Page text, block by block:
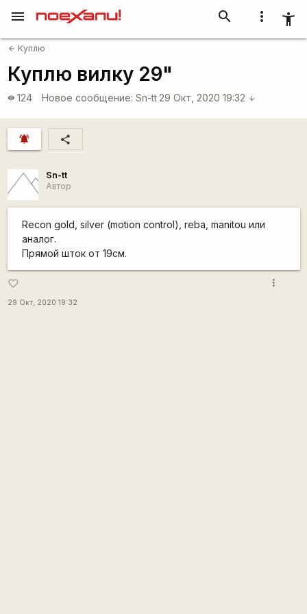
more_vert accessibility_new
search
menu
arrow_back Куплю
Куплю вилку 29"
visibility 124 Новое сообщение: Sn-tt 29 Окт, 2020 19:32 arrow_downward
notifications_active share
Sn-tt
Автор
Recon gold, silver (motion control), reba, manitou или
аналог.
Прямой шток от 19см.
favorite_border
29 Окт, 2020 19:32
more_vert